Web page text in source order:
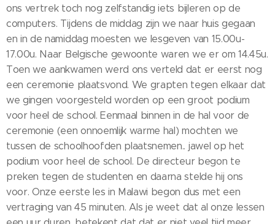
ons vertrek toch nog zelfstandig iets bijleren op de
computers. Tijdens de middag zijn we naar huis gegaan
en in de namiddag moesten we lesgeven van 15.00u-
17.00u. Naar Belgische gewoonte waren we er om 14.45u.
Toen we aankwamen werd ons verteld dat er eerst nog
een ceremonie plaatsvond. We grapten tegen elkaar dat
we gingen voorgesteld worden op een groot podium
voor heel de school. Eenmaal binnen in de hal voor de
ceremonie (een onnoemlijk warme hal) mochten we
tussen de schoolhoofden plaatsnemen.. jawel op het
podium voor heel de school. De directeur begon te
preken tegen de studenten en daarna stelde hij ons
voor. Onze eerste les in Malawi begon dus met een
vertraging van 45 minuten. Als je weet dat al onze lessen